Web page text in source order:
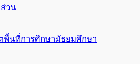
วน
พื้นที่การศึกษามัธยมศึกษา